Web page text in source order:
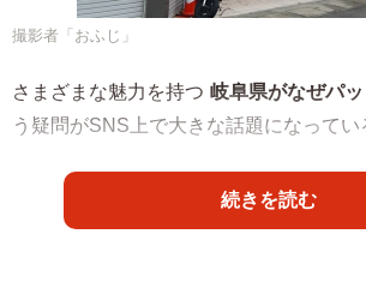
撮影者「おふじ」
さまざまな魅力を持つ 岐阜県がなぜパ
う疑問がSNS上で大きな話題になってい
発端になったのは下呂温泉を訪れたこと
愛に目覚めたという女性の投稿。女性曰
続きを読む